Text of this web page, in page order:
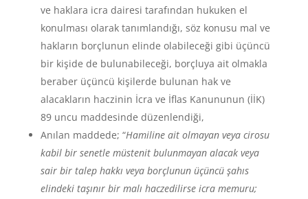
ve haklara icra dairesi tarafından hukuken el
konulması olarak tanımlandığı, söz konusu mal ve
hakların borçlunun elinde olabileceği gibi üçüncü
bir kişide de bulunabileceği, borçluya ait olmakla
beraber üçüncü kişilerde bulunan hak ve
alacakların haczinin İcra ve İflas Kanununun (İİK)
89 uncu maddesinde düzenlendiği,
Anılan maddede; “Hamiline ait olmayan veya cirosu
kabil bir senetle müstenit bulunmayan alacak veya
sair bir talep hakkı veya borçlunun üçüncü şahıs
elindeki taşınır bir malı haczedilirse icra memuru;